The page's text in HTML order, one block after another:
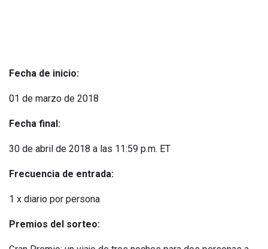
Fecha de inicio:
01 de marzo de 2018
Fecha final:
30 de abril de 2018 a las 11:59 p.m. ET
Frecuencia de entrada:
1 x diario por persona
Premios del sorteo: